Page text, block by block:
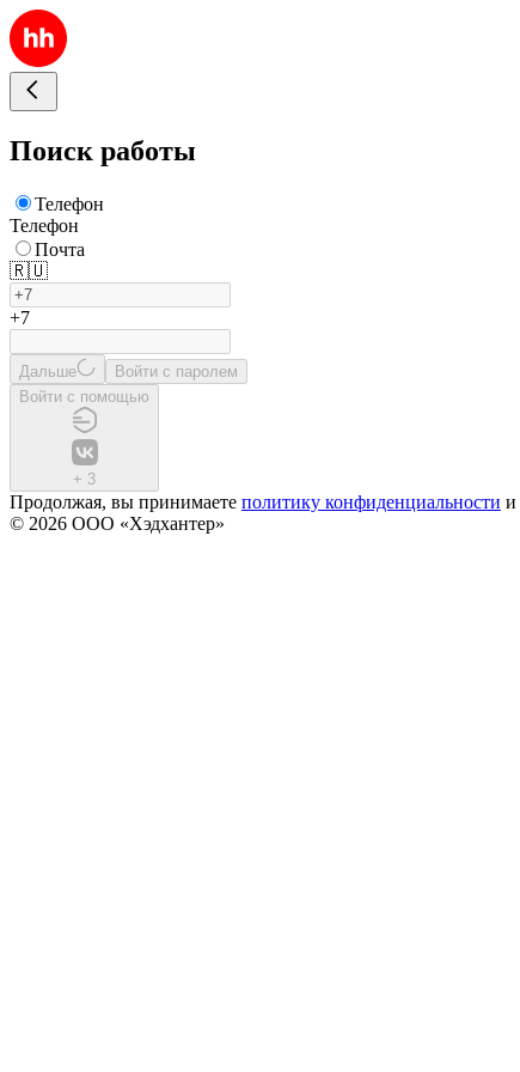
Поиск работы
Телефон
Телефон
Почта
🇷🇺
+7
Дальше
Войти с паролем
Войти с помощью
+ 3
Продолжая, вы принимаете политику конфиденциальности и
© 2026 ООО «Хэдхантер»